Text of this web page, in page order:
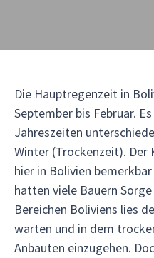
Die Hauptregenzeit in
September bis Februar.
Jahreszeiten
Winter (Trockenzeit). Der
hier in Bolivien
hatten viele Bauern
Bereichen Boliviens lies
warten und in dem
Anbauten einzugehen.